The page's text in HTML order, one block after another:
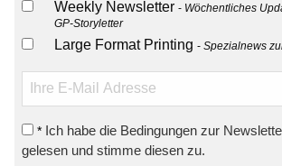
Weekly Newsletter
Wöchentliches
GP-Storyletter
Large Format Printing Spezialnews
* Ich habe die Bedingungen zur
gelesen und stimme diesen zu.